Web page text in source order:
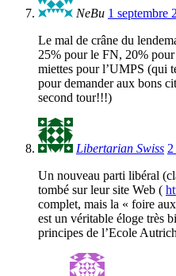
NeBu 1 septembre
Le mal de crâne du
25% pour le FN, 20%
miettes pour l’UMPS (qui
pour demander aux bons
second tour!!!)
Libertarian Swiss
Un nouveau parti libéral
tombé sur leur site Web (
complet, mais la « foire
est un véritable éloge très
principes de l’Ecole